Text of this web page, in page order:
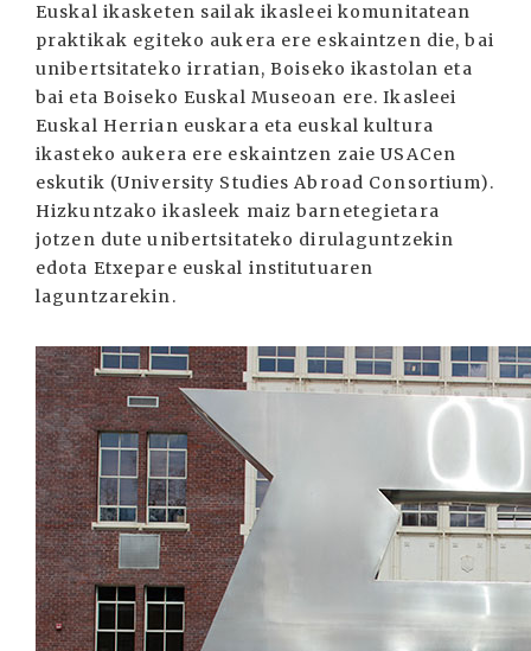
Euskal ikasketen sailak ikasleei komunitatean
praktikak egiteko aukera ere eskaintzen die, bai
unibertsitateko irratian, Boiseko ikastolan eta
bai eta Boiseko Euskal Museoan ere. Ikasleei
Euskal Herrian euskara eta euskal kultura
ikasteko aukera ere eskaintzen zaie USACen
eskutik (University Studies Abroad Consortium).
Hizkuntzako ikasleek maiz barnetegietara
jotzen dute unibertsitateko dirulaguntzekin
edota Etxepare euskal institutuaren
laguntzarekin.